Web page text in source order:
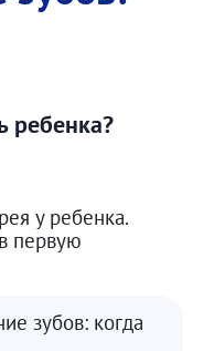
ребенка?
у ребенка.
первую
зубов: когда